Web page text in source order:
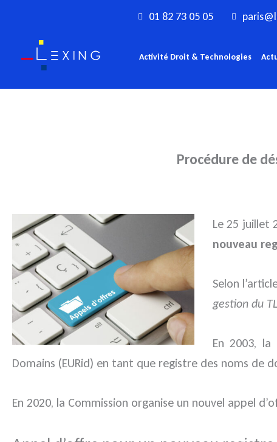
contenu
01 82 73 05 05
Activité Droit & Technologies
Procédure de
Le 25 juillet
nouveau
Selon
gestion du
En 2003,
Domains (EURid) en tant que registre des noms de
En 2020, la Commission organise un nouvel appel